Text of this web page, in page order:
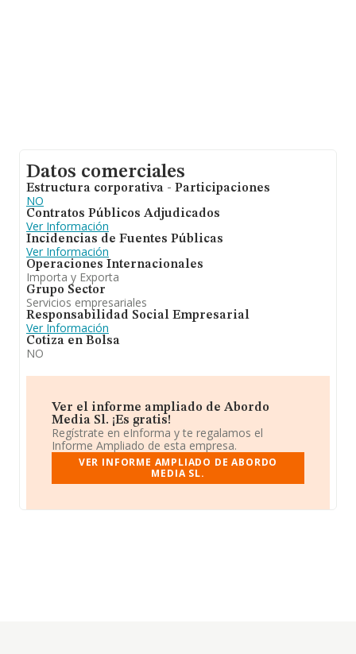
Datos comerciales
Estructura corporativa - Participaciones
NO
Contratos Públicos Adjudicados
Ver Información
Incidencias de Fuentes Públicas
Ver Información
Operaciones Internacionales
Importa y Exporta
Grupo Sector
Servicios empresariales
Responsabilidad Social Empresarial
Ver Información
Cotiza en Bolsa
NO
Ver el informe ampliado de Abordo
Media Sl. ¡Es gratis!
Regístrate en eInforma y te regalamos el
Informe Ampliado de esta empresa.
VER INFORME AMPLIADO DE ABORDO
MEDIA SL.